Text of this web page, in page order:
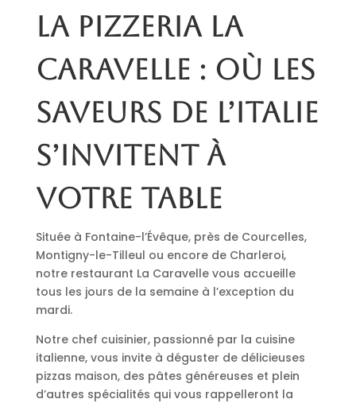
La pizzeria La
Caravelle : où les
saveurs de l’Italie
s’invitent à
votre table
Située à Fontaine-l’Évêque, près de Courcelles,
Montigny-le-Tilleul ou encore de Charleroi,
notre restaurant La Caravelle vous accueille
tous les jours de la semaine à l’exception du
mardi.
Notre chef cuisinier, passionné par la cuisine
italienne, vous invite à déguster de délicieuses
pizzas maison, des pâtes généreuses et plein
d’autres spécialités qui vous rappelleront la